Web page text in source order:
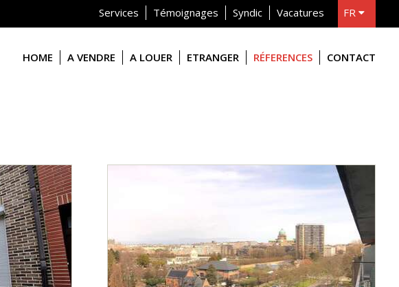
Services Témoignages Syndic Vacatures
FR
HOME
A VENDRE A LOUER ETRANGER RÉFERENCES CONTACT